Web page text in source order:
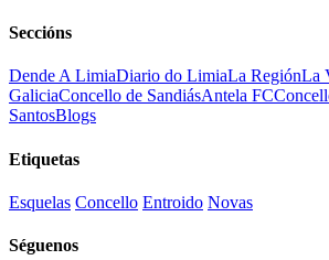
Seccións
Dende A LimiaDiario do LimiaLa RegiónLa
GaliciaConcello de SandiásAntela FC
SantosBlogs
Etiquetas
Esquelas Concello Entroido Novas
Séguenos